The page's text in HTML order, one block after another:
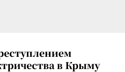
в Крыму